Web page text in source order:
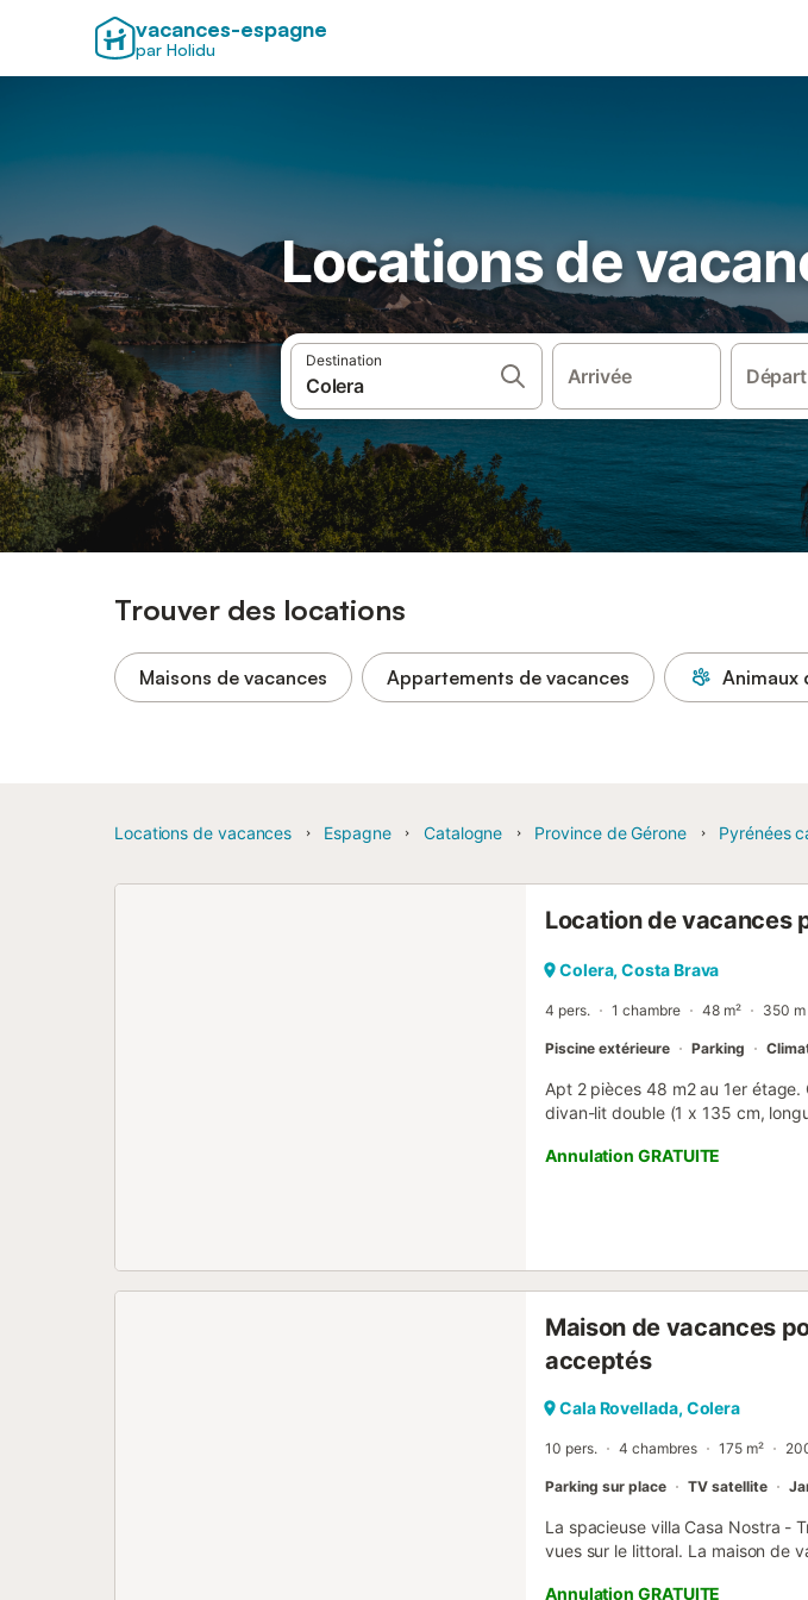
vacances-espagne
par Holidu
Locations de
Destination
Arrivée Départ
Trouver des locations
Maisons de vacances Appartements de vacances Animaux
Locations de vacances Espagne Catalogne Province de Gérone Pyrénées
Location de vacances
Colera, Costa Brava
4 pers. 1 chambre 48 m² 350
Piscine extérieure Parking
Apt 2 pièces 48 m2 au 1er
divan-lit double (1 x 135 cm,
air chaud et volet roulant
ondes, congélateur, cafetière
Vue sur la piscine. A disposition:
ES. HUTG021175 // Reg. Nr.:
Annulation GRATUITE
Maison de vacances
acceptés
Cala Rovellada, Colera
10 pers. 4 chambres 175 m²
Parking sur place TV satellite
La spacieuse villa Casa Nostra -
vues sur le littoral. La maison de
Annulation GRATUITE